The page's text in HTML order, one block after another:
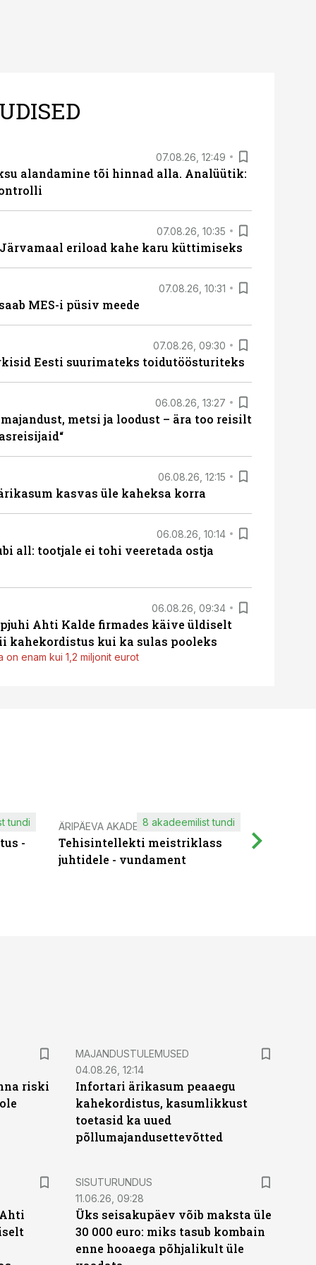
07.08.26, 12:49
alandamine tõi hinnad alla. Analüütik:
07.08.26, 10:35
eriload kahe karu küttimiseks
07.08.26, 10:31
MES-i püsiv meede
07.08.26, 09:30
Eesti suurimateks toidutöösturiteks
06.08.26, 13:27
metsi ja loodust – ära too reisilt
06.08.26, 12:15
kasvas üle kaheksa korra
06.08.26, 10:14
all: tootjale ei tohi veeretada ostja
06.08.26, 09:34
Ahti Kalde firmades käive üldiselt
kahekordistus kui ka sulas pooleks
on enam kui 1,2 miljonit eurot
-
tundi ÄRIPÄEVA AKADEEMIA
Tehisintellekti meistriklass
juhtidele - vundament
8 akadeemilist tundi
riski
MAJANDUSTULEMUSED
04.08.26, 12:14
Infortari ärikasum peaaegu
kahekordistus, kasumlikkust
toetasid ka uued
põllumajandusettevõtted
ST
SISUTURUNDUS
11.06.26, 09:28
Üks seisakupäev võib maksta üle
30 000 euro: miks tasub kombain
enne hooaega põhjalikult üle